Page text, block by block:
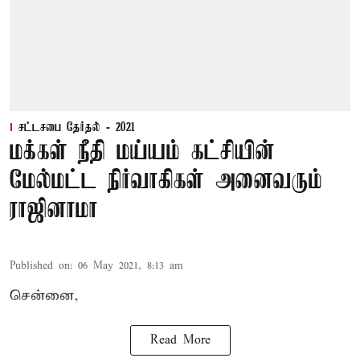
சட்டசபை தேர்தல் - 2021
மக்கள் நீதி மய்யம் கட்சியின்
மேல்மட்ட நிர்வாகிகள் அனைவரும்
ராஜினாமா
Published on: 06 May 2021, 8:13 am
சென்னை,
Read More